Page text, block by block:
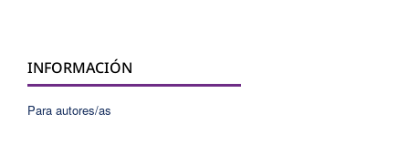
INFORMACIÓN
Para autores/as